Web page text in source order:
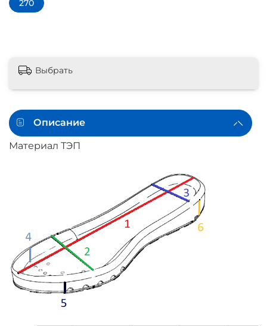
270
Выбрать
Описание
Материал ТЭП